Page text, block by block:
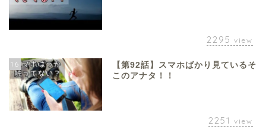
2295 view
16
【第92話】スマホばかり見ているそ
このアナタ！！
2251 view